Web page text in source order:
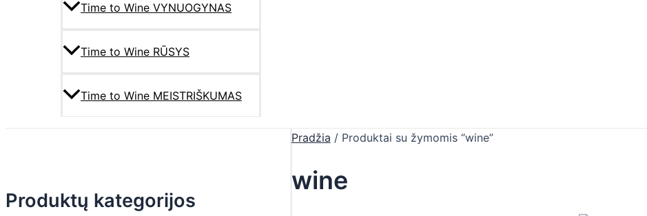
Time to Wine VYNUOGYNAS
Time to Wine RŪSYS
Time to Wine MEISTRIŠKUMAS
Produktų kategorijos
Pradžia / Produktai su žymomis “wine”
wine